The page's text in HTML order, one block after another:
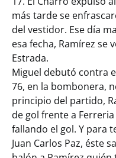
más tarde se
del vestidor. Ese día
esa fecha, Ramírez se
Estrada.
Miguel debutó contra
76, en la bombonera,
principio del partido,
de gol frente a
fallando el gol. Y para
Juan Carlos Paz, éste